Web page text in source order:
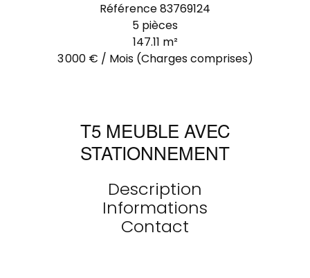
Référence83769124
5 pièces
147.11 m²
3 000 € / Mois (Charges comprises)
T5 MEUBLE AVEC
STATIONNEMENT
Description
Informations
Contact